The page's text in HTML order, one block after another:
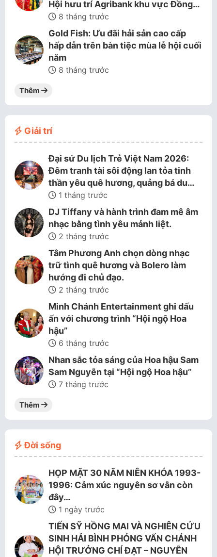
Hội hưu trí Agribank khu vực Đồng…
8 tháng trước
Gold Fish: Ưu đãi hải sản cao cấp
hấp dẫn trên bàn tiệc mùa lễ hội cuối
năm
8 tháng trước
Thêm
Giải trí
Đại sứ Du lịch Trẻ Việt Nam 2026:
Đêm tranh tài sôi động lan tỏa tinh
thần yêu quê hương, quảng bá du…
1 tháng trước
DJ Tiffany và hành trình đam mê âm
nhạc bằng tình yêu mảnh liệt.
2 tháng trước
Tâm Phương Anh chọn dòng nhạc
trữ tình quê hương và Bolero làm
hướng đi chủ đạo.
2 tháng trước
Minh Chánh Entertainment ghi dấu
ấn với chương trình “Hội ngộ Hoa
hậu”
6 tháng trước
Nhan sắc tỏa sáng của Hoa hậu Sam
Sam Nguyễn tại “Hội ngộ Hoa hậu”
7 tháng trước
Thêm
Đời sống
HỌP MẶT 30 NĂM NIÊN KHÓA 1993-
1996: Cảm xúc nguyên sơ vẫn còn
đây…
1 ngày trước
TIẾN SỸ HỒNG MAI VÀ NGHIÊN CỨU
SINH HẢI BÌNH PHỎNG VẤN CHÁNH
HỘI TRƯỞNG CHÍ ĐẠT – NGUYỄN